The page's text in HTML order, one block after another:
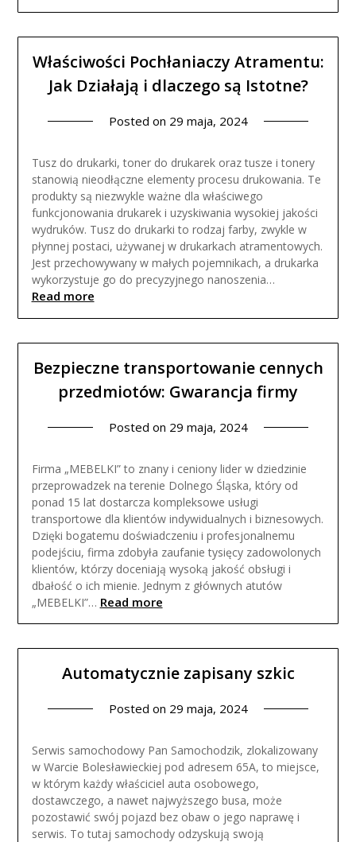
Właściwości Pochłaniaczy Atramentu:
Jak Działają i dlaczego są Istotne?
Posted on 29 maja, 2024
Tusz do drukarki, toner do drukarek oraz tusze i tonery
stanowią nieodłączne elementy procesu drukowania. Te
produkty są niezwykle ważne dla właściwego
funkcjonowania drukarek i uzyskiwania wysokiej jakości
wydruków. Tusz do drukarki to rodzaj farby, zwykle w
płynnej postaci, używanej w drukarkach atramentowych.
Jest przechowywany w małych pojemnikach, a drukarka
wykorzystuje go do precyzyjnego nanoszenia…
Read more
Bezpieczne transportowanie cennych
przedmiotów: Gwarancja firmy
Posted on 29 maja, 2024
Firma „MEBELKI” to znany i ceniony lider w dziedzinie
przeprowadzek na terenie Dolnego Śląska, który od
ponad 15 lat dostarcza kompleksowe usługi
transportowe dla klientów indywidualnych i biznesowych.
Dzięki bogatemu doświadczeniu i profesjonalnemu
podejściu, firma zdobyła zaufanie tysięcy zadowolonych
klientów, którzy doceniają wysoką jakość obsługi i
dbałość o ich mienie. Jednym z głównych atutów
„MEBELKI”… Read more
Automatycznie zapisany szkic
Posted on 29 maja, 2024
Serwis samochodowy Pan Samochodzik, zlokalizowany
w Warcie Bolesławieckiej pod adresem 65A, to miejsce,
w którym każdy właściciel auta osobowego,
dostawczego, a nawet najwyższego busa, może
pozostawić swój pojazd bez obaw o jego naprawę i
serwis. To tutaj samochody odzyskują swoją